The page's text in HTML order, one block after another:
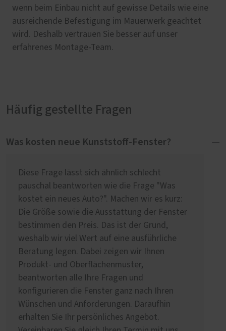
wenn beim Einbau nicht auf gewisse Details wie eine
ausreichende Befestigung im Mauerwerk geachtet
wird. Deshalb vertrauen Sie besser auf unser
erfahrenes Montage-Team.
Häufig gestellte Fragen
Was kosten neue Kunststoff-Fenster?
Diese Frage lässt sich ähnlich schlecht
pauschal beantworten wie die Frage "Was
kostet ein neues Auto?". Machen wir es kurz:
Die Größe sowie die Ausstattung der Fenster
bestimmen den Preis. Das ist der Grund,
weshalb wir viel Wert auf eine ausführliche
Beratung legen. Dabei zeigen wir Ihnen
Produkt- und Oberflächenmuster,
beantworten alle Ihre Fragen und
konfigurieren die Fenster ganz nach Ihren
Wünschen und Anforderungen. Daraufhin
erhalten Sie Ihr persönliches Angebot.